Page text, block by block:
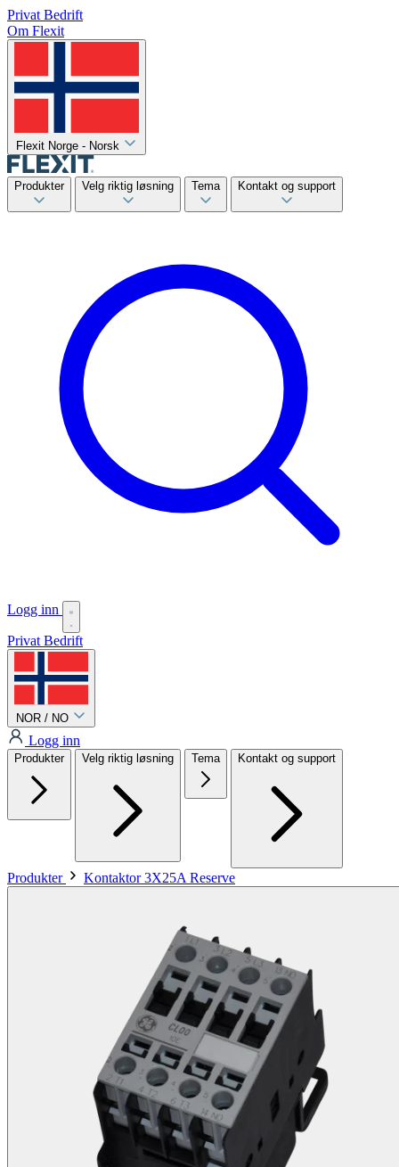
Privat Bedrift
Om Flexit
Flexit Norge - Norsk
Produkter Velg riktig løsning Tema Kontakt og support
Logg inn
Privat Bedrift
NOR / NO
Logg inn
Produkter Velg riktig løsning Tema Kontakt og support
Produkter Kontaktor 3X25A Reserve